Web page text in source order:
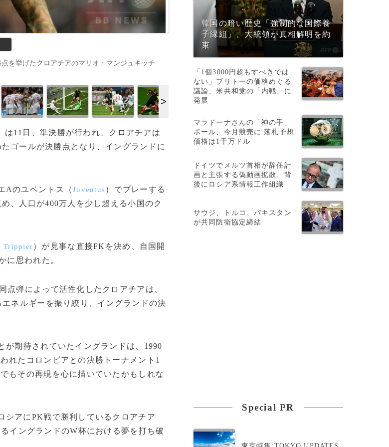
を挙げたクロアチアのマリオ・マンジュキッチ
は11日、準決勝が行われ、クロアチアは
ゴールが決勝点となり、イングランドに
Aのユベントス（Juventus）でプレーする
、人口が400万人を少し超える小国のク
Trippier）が見事な直接FKを決め、自国開
に思われた。
点弾によって活性化したクロアチアは、
ネルギーを振り絞り、イングランドの決
期待されていたイングランドは、1990
れたコロンビアとの決勝トーナメント1
もその再現を心に描いていたかもしれな
アにPK戦で勝利しているクロアチア
イングランドのW杯における夢を打ち破
韓国の暗い歴史「強制的な国際養
子縁組」、大統領が真相解明を約
束
「1個3000円超もすべきでは
ない」ブリトーの価格めぐる
議論、米共和党の「内戦」に
発展
マラドーナさんの「神の手」
ボール、今月競売に 落札予想
価格は1千万ドル
ドイツでメルツ首相が辞任計
画と主張する偽動画拡散、背
後にロシア系情報工作組織
サウジ、トルコ、パキスタン
が共同防衛協定締結
Special PR
東京特集:TOKYO UPDATES